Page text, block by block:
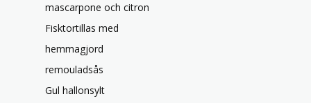
mascarpone och citron
Fisktortillas med
hemmagjord
remouladsås
Gul hallonsylt